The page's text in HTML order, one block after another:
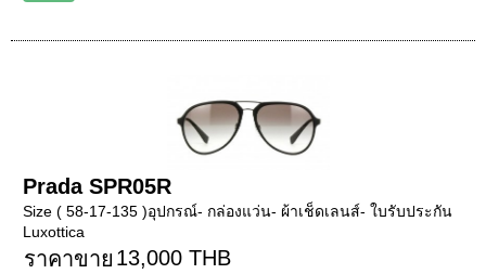
Prada SPR05R
Size ( 58-17-135 )อุปกรณ์- กล่องแว่น- ผ้าเช็ดเลนส์- ใบรับประกัน
Luxottica
ราคาขาย 13,000 THB